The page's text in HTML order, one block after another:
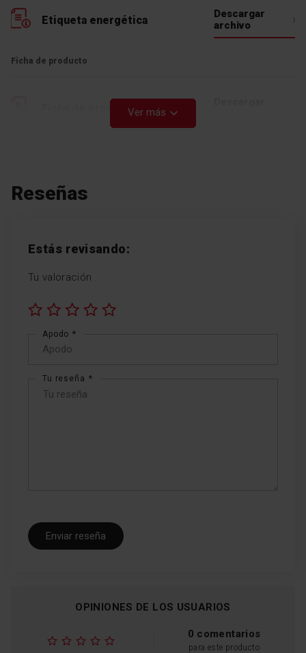
Etiqueta energética
Descargar
archivo
Ficha de producto
Ficha de producto
Manual de usuario
Ver más
Reseñas
Estás revisando:
Tu valoración
star
stars
stars
stars
starsApodo
Tu reseña
Enviar reseña
OPINIONES DE LOS USUARIOS
0 comentarios
para este producto